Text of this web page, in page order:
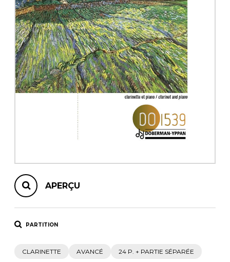
AUTRES PRODUITS
APERÇU
PARTITION
CLARINETTE AVANCÉ 24 P. + PARTIE SÉPARÉE